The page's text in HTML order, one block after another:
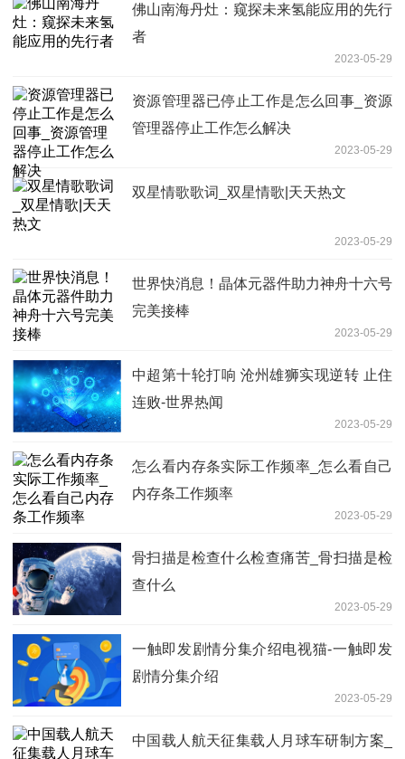
佛山南海丹灶：窥探未来氢能应用的先行
者
2023-05-29
资源管理器已停止工作是怎么回事_资源
管理器停止工作怎么解决
2023-05-29
双星情歌歌词_双星情歌|天天热文
2023-05-29
世界快消息！晶体元器件助力神舟十六号
完美接棒
2023-05-29
中超第十轮打响 沧州雄狮实现逆转 止住
连败-世界热闻
2023-05-29
怎么看内存条实际工作频率_怎么看自己
内存条工作频率
2023-05-29
骨扫描是检查什么检查痛苦_骨扫描是检
查什么
2023-05-29
一触即发剧情分集介绍电视猫-一触即发
剧情分集介绍
2023-05-29
中国载人航天征集载人月球车研制方案_